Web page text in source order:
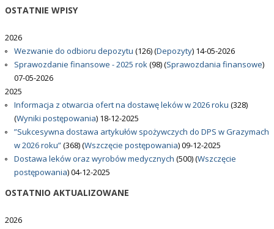
OSTATNIE WPISY
2026
Wezwanie do odbioru depozytu (126)(Depozyty) 14-05-2026
Sprawozdanie finansowe - 2025 rok(98)(Sprawozdania finansowe)
07-05-2026
2025
Informacja z otwarcia ofert na dostawę leków w 2026 roku (328)
(Wyniki postępowania) 18-12-2025
”Sukcesywna dostawa artykułów spożywczych do DPS w Grazymach
w 2026 roku”(368)(Wszczęcie postępowania)09-12-2025
Dostawa leków oraz wyrobów medycznych (500)(Wszczęcie
postępowania)04-12-2025
OSTATNIO AKTUALIZOWANE
2026